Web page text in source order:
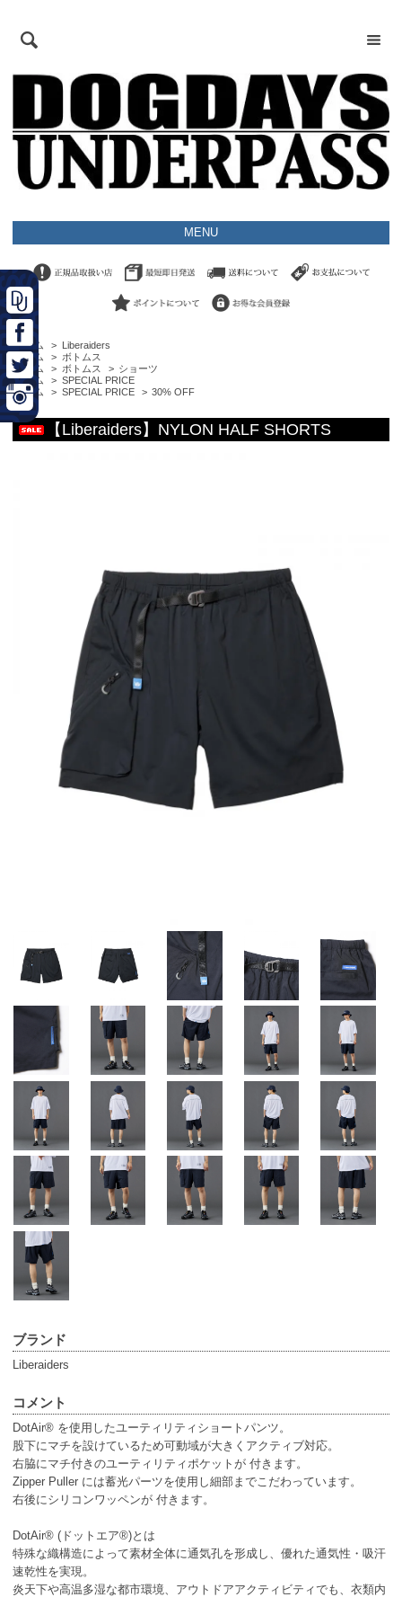
MENU
ホーム >
Liberaiders
ホーム
> ボトムス
ホーム
> ボトムス > ショーツ
ホーム
> SPECIAL PRICE
ホーム
> SPECIAL PRICE > 30% OFF
【Liberaiders】NYLON HALF SHORTS
ブランド
Liberaiders
コメント
DotAir® を使用したユーティリティショートパンツ。
股下にマチを設けているため可動域が大きくアクティブ対応。
右脇にマチ付きのユーティリティポケットが 付きます。
Zipper Puller には蓄光パーツを使用し細部までこだわっています。
右後にシリコンワッペンが 付きます。
DotAir® (ドットエア®)とは
特殊な織構造によって素材全体に通気孔を形成し、優れた通気性・吸汗
速乾性を実現。
炎天下や高温多湿な都市環境、アウトドアアクティビティでも、衣類内